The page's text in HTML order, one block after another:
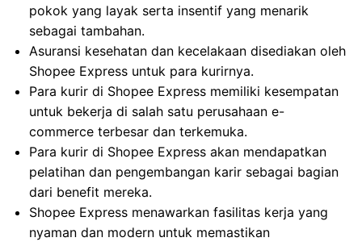
pokok yang layak serta insentif yang menarik
sebagai tambahan.
Asuransi kesehatan dan kecelakaan disediakan oleh
Shopee Express untuk para kurirnya.
Para kurir di Shopee Express memiliki kesempatan
untuk bekerja di salah satu perusahaan e-
commerce terbesar dan terkemuka.
Para kurir di Shopee Express akan mendapatkan
pelatihan dan pengembangan karir sebagai bagian
dari benefit mereka.
Shopee Express menawarkan fasilitas kerja yang
nyaman dan modern untuk memastikan